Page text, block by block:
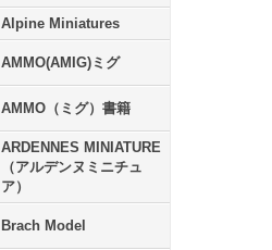
Alpine Miniatures
AMMO(AMIG)ミグ
AMMO（ミグ）書籍
ARDENNES MINIATURE
（アルデンヌミニチュ
ア）
Brach Model